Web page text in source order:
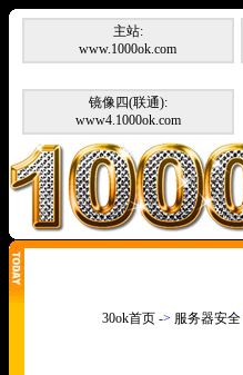
主站:
www.1000ok.com
镜像四(联通):
www4.1000ok.com
30ok首页 -> 服务器安全